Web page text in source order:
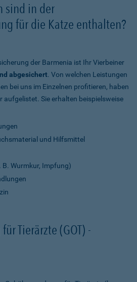
sind in der
für die Katze enthalten?
der Barmenia ist Ihr Vierbeiner
abgesichert. Von welchen Leistungen
bei uns im Einzelnen profitieren, haben
aufgelistet. Sie erhalten beispielsweise
und Hilfsmittel
Wurmkur, Impfung)
Tierärzte (GOT) -